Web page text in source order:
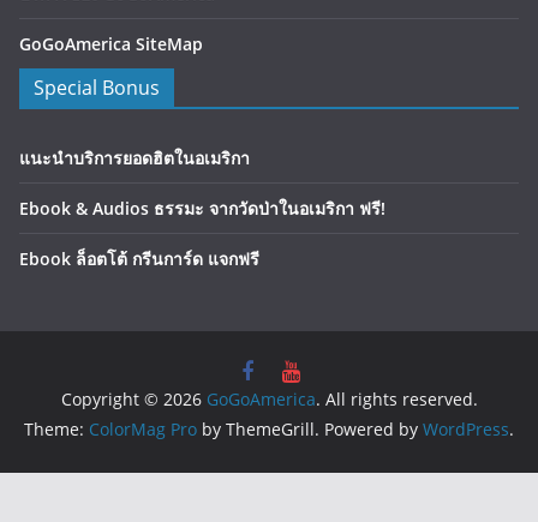
GoGoAmerica SiteMap
Special Bonus
แนะนำบริการยอดฮิตในอเมริกา
Ebook & Audios ธรรมะ จากวัดป่าในอเมริกา ฟรี!
Ebook ล็อตโต้ กรีนการ์ด แจกฟรี
Copyright © 2026 GoGoAmerica. All rights reserved.
Theme: ColorMag Pro by ThemeGrill. Powered by WordPress.